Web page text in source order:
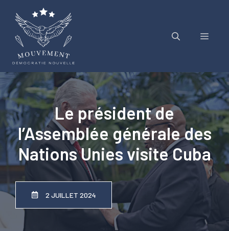
contenu
Menu
Le président de
l’Assemblée générale des
Nations Unies visite Cuba
2 JUILLET 2024